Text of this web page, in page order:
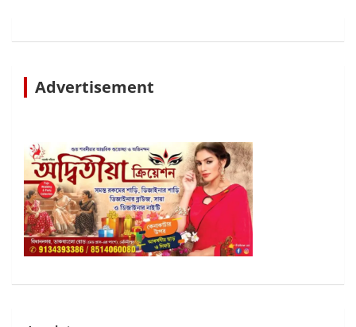
Advertisement